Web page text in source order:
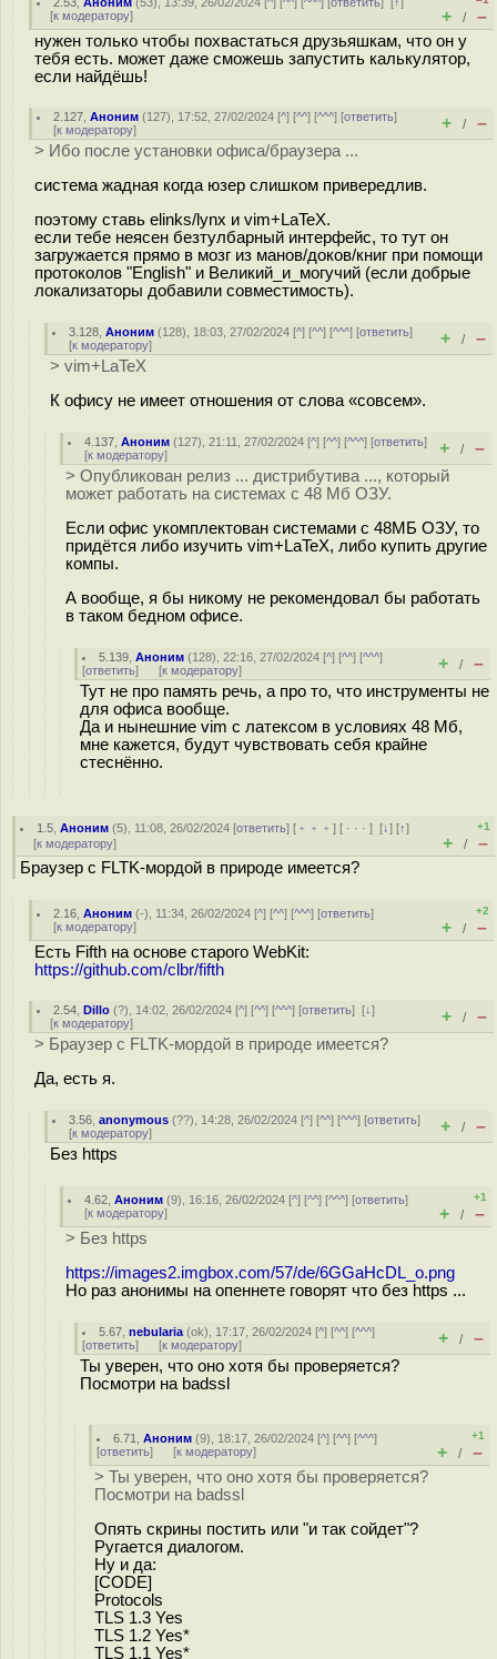
[к модератору] + / –
нужен только чтобы похвастаться друзьяшкам, что он у
тебя есть. может даже сможешь запустить калькулятор,
если найдёшь!
2.127 ,Аноним (127), 17:52, 27/02/2024 [^] [^^] [^^^] [ответить]
[к модератору] + / –
> Ибо после установки офиса/браузера ...
система жадная когда юзер слишком привередлив.
поэтому ставь elinks/lynx и vim+LaTeX.
если тебе неясен безтулбарный интерфейс, то тут он
загружается прямо в мозг из манов/доков/книг при помощи
протоколов "English" и Великий_и_могучий (если добрые
локализаторы добавили совместимость).
3.128 ,Аноним (128), 18:03, 27/02/2024 [^] [^^] [^^^] [ответить]
[к модератору] + / –
> vim+LaTeX
К офису не имеет отношения от слова «совсем».
4.137 ,Аноним (127), 21:11, 27/02/2024 [^] [^^] [^^^] [ответить]
[к модератору] + / –
> Опубликован релиз ... дистрибутива ..., который
может работать на системах с 48 Мб ОЗУ.
Если офис укомплектован системами с 48МБ ОЗУ, то
придётся либо изучить vim+LaTeX, либо купить другие
компы.
А вообще, я бы никому не рекомендовал бы работать
в таком бедном офисе.
5.139 ,Аноним (128), 22:16, 27/02/2024 [^] [^^] [^^^]
[ответить] [к модератору] + / –
Тут не про память речь, а про то, что инструменты не
для офиса вообще.
Да и нынешние vim с латексом в условиях 48 Мб,
мне кажется, будут чувствовать себя крайне
стеснённо.
1.5 ,Аноним (5), 11:08, 26/02/2024 [ответить] [ ﹢﹢﹢] [ · · ·][↓] [↑]
[к модератору]
+1
+ / –
Браузер с FLTK-мордой в природе имеется?
2.16 ,Аноним (-), 11:34, 26/02/2024 [^] [^^] [^^^] [ответить]
[к модератору]
+2
+ / –
Есть Fifth на основе старого WebKit:
https://github.com/clbr/fifth
2.54 ,Dillo (?), 14:02, 26/02/2024 [^] [^^] [^^^] [ответить][↓]
[к модератору] + / –
> Браузер с FLTK-мордой в природе имеется?
Да, есть я.
3.56 ,anonymous (??), 14:28, 26/02/2024 [^] [^^] [^^^] [ответить]
[к модератору] + / –
Без https
4.62 ,Аноним (9), 16:16, 26/02/2024 [^] [^^] [^^^] [ответить]
[к модератору]
+1
+ / –
> Без https
https://images2.imgbox.com/57/de/6GGaHcDL_o.png
Но раз анонимы на опеннете говорят что без https ...
5.67 ,nebularia (ok), 17:17, 26/02/2024 [^] [^^] [^^^]
[ответить] [к модератору] + / –
Ты уверен, что оно хотя бы проверяется?
Посмотри на badssl
6.71 ,Аноним (9), 18:17, 26/02/2024 [^] [^^] [^^^]
[ответить] [к модератору]
+1
+ / –
> Ты уверен, что оно хотя бы проверяется?
Посмотри на badssl
Опять скрины постить или "и так сойдет"?
Ругается диалогом.
Ну и да:
[CODE]
Protocols
TLS 1.3 Yes
TLS 1.2 Yes*
TLS 1.1 Yes*